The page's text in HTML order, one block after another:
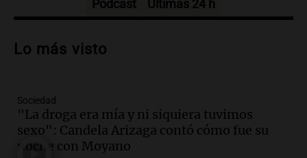
Audio.Debate en el Senado sobre
la soberanía digital en Argentina
Audio.
de semana helado y ciudadanos
marchan contra reforma de tierras
Panorama Federal
Podcast Últimas 24 h
Lo más visto
Sociedad
"La droga era mía y ni siquiera tuvimos
sexo": Candela Arizaga contó cómo fue su
noche con Moyano